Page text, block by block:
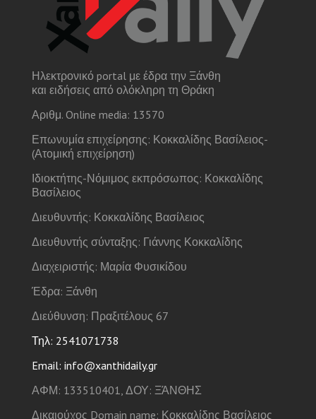
Ηλεκτρονικό portal με έδρα την Ξάνθη
και ειδήσεις από ολόκληρη τη Θράκη
Αριθμ. Online media: 13570
Επωνυμία επιχείρησης: Κοκκαλίδης Βασίλειος-
(Ατομική επιχείρηση)
Ιδιοκτήτης-Νόμιμος εκπρόσωπος: Κοκκαλίδης
Βασίλειος
Διευθυντής: Κοκκαλίδης Βασίλειος
Διευθυντής σύνταξης: Γιάννης Κοκκαλίδης
Διαχειριστής: Μαρία Φυσικίδου
Έδρα: Ξάνθη
Διεύθυνση: Πραξιτέλους 67
Τηλ: 2541071738
Email: info@xanthidaily.gr
ΑΦΜ: 133510401, ΔΟΥ: ΞΆΝΘΗΣ
Δικαιούχος Domain name: Κοκκαλίδης Βασίλειος